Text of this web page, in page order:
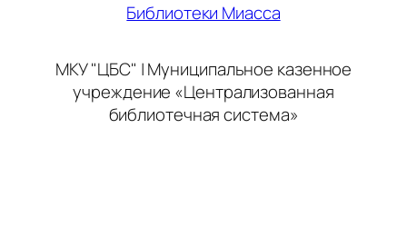
Библиотеки Миасса
МКУ "ЦБС" | Муниципальное казенное
учреждение «Централизованная
библиотечная система»